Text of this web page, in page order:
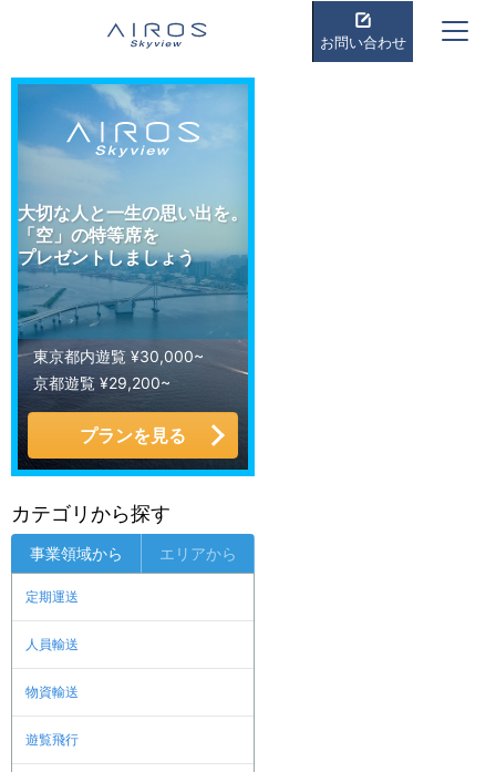
お問い合わせ
大切な人と一生の思い出を。
「空」の特等席を
プレゼントしましょう
東京都内遊覧 ¥30,000~
京都遊覧 ¥29,200~
プランを見る
カテゴリから探す
事業領域から エリアから
定期運送
人員輸送
物資輸送
遊覧飛行